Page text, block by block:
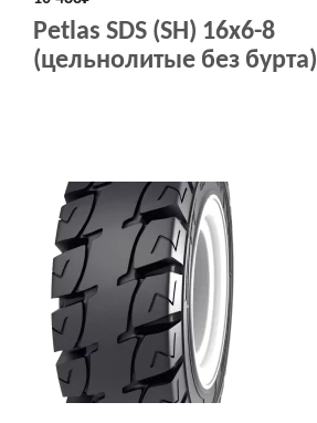
Petlas SDS (SH) 16x6-8
(цельнолитые без бурта)